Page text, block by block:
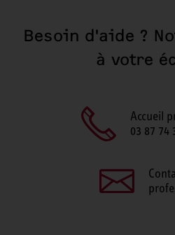
Besoin d'aide ?
à votre
Accueil
03 87 74